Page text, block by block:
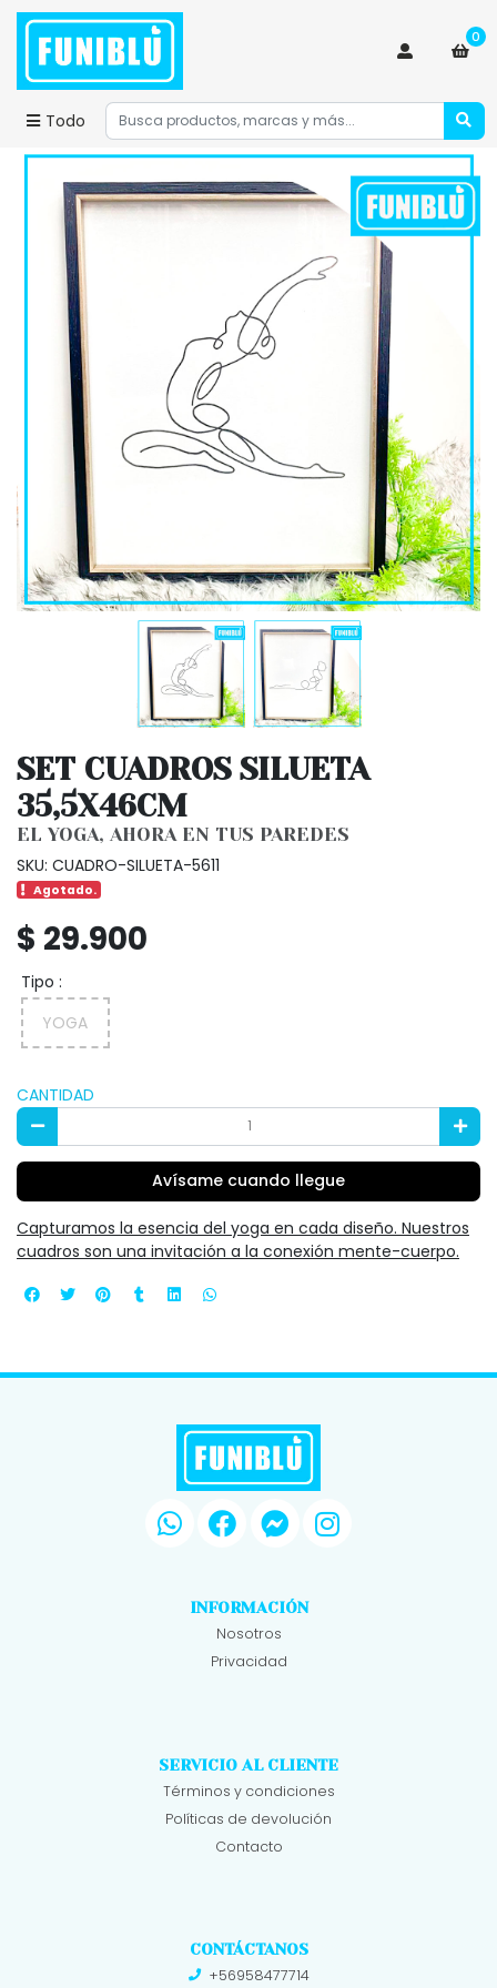
Todo
0
SET CUADROS SILUETA
35,5X46CM
EL YOGA, AHORA EN TUS PAREDES
SKU: CUADRO-SILUETA-5611
Agotado.
$ 29.900
Tipo :
YOGA
CANTIDAD
Avísame cuando llegue
Capturamos la esencia del yoga en cada diseño. Nuestros
cuadros son una invitación a la conexión mente-cuerpo.
INFORMACIÓN
Nosotros
Privacidad
SERVICIO AL CLIENTE
Términos y condiciones
Políticas de devolución
Contacto
CONTÁCTANOS
+56958477714